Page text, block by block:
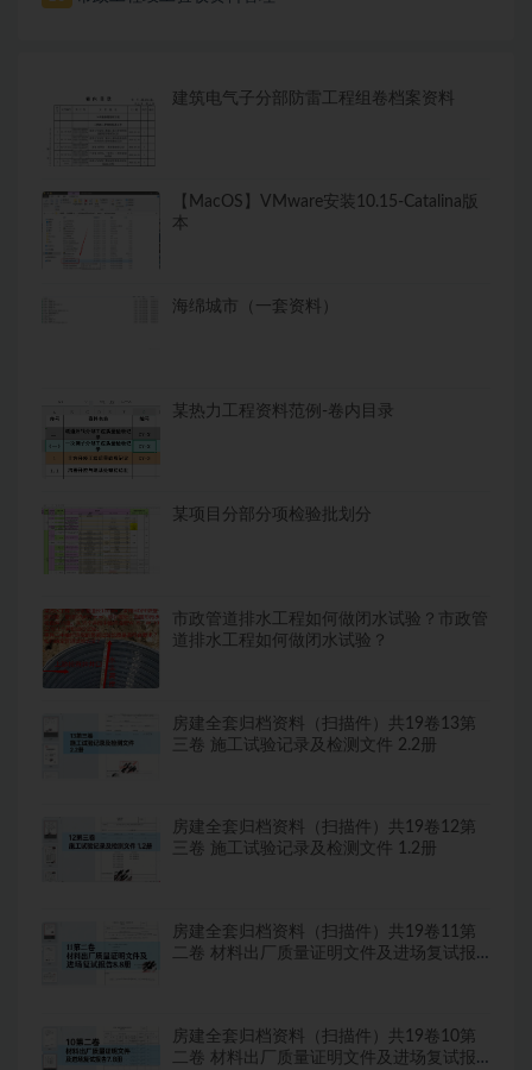
建筑电气子分部防雷工程组卷档案资料
【MacOS】VMware安装10.15-Catalina版
本
海绵城市（一套资料）
某热力工程资料范例-卷内目录
某项目分部分项检验批划分
市政管道排水工程如何做闭水试验？市政管
道排水工程如何做闭水试验？
房建全套归档资料（扫描件）共19卷13第
三卷 施工试验记录及检测文件 2.2册
房建全套归档资料（扫描件）共19卷12第
三卷 施工试验记录及检测文件 1.2册
房建全套归档资料（扫描件）共19卷11第
二卷 材料出厂质量证明文件及进场复试报
房建全套归档资料（扫描件）共19卷10第
二卷 材料出厂质量证明文件及进场复试报